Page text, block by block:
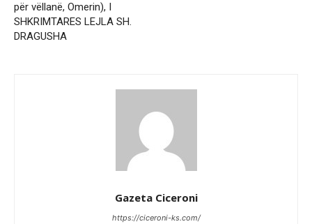
për vëllanë, Omerin), I
SHKRIMTARES LEJLA SH.
DRAGUSHA
Gazeta Ciceroni
https://ciceroni-ks.com/